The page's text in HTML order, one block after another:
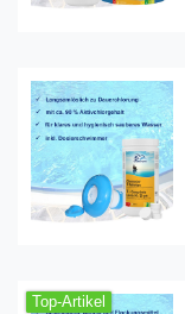
Top-Artikel